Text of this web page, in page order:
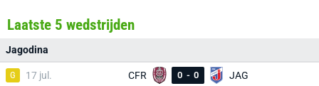
Laatste 5 wedstrijden
Jagodina
G 17 jul. CFR 0 - 0 JAG